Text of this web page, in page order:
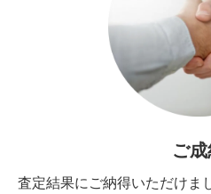
ご
査定結果にご納得いただけま